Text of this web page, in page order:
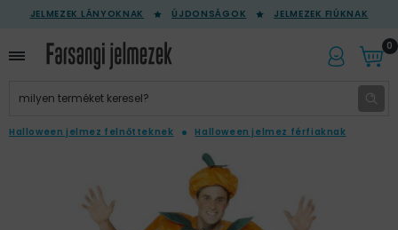
JELMEZEK LÁNYOKNAK ÚJDONSÁGOK JELMEZEK FIÚKNAK
0
Halloween jelmez felnőtteknek Halloween jelmez férfiaknak